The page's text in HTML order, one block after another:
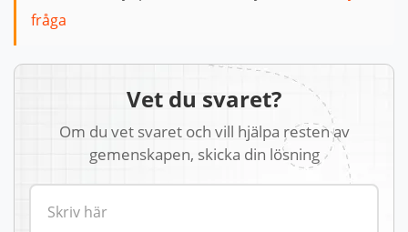
fråga
Vet du svaret?
Om du vet svaret och vill hjälpa resten av
gemenskapen, skicka din lösning